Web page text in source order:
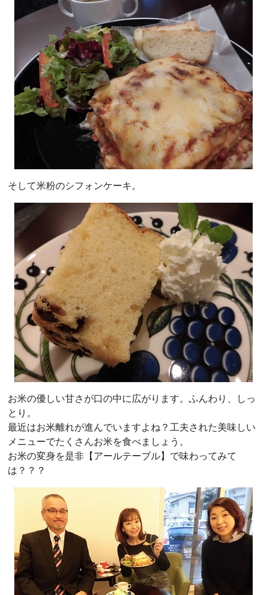
そして米粉のシフォンケーキ。
お米の優しい甘さが口の中に広がります。ふんわり、しっ
とり。
最近はお米離れが進んでいますよね？工夫された美味しい
メニューでたくさんお米を食べましょう。
お米の変身を是非【アールテーブル】で味わってみて
は？？？